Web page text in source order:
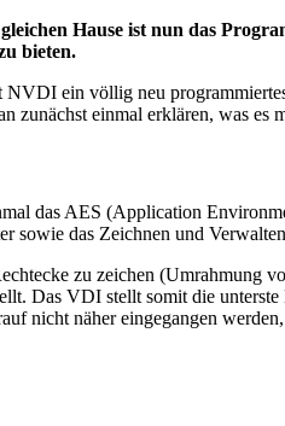
Hause ist nun das
bieten.
ein völlig neu
zunächst einmal erklären, was
das AES (Application
sowie das Zeichnen und
zu zeichen (Umrahmung
Das VDI stellt somit die
nicht näher eingegangen